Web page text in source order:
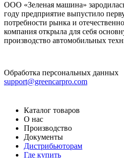
ООО «Зеленая машина»
году предприятие выпустило
потребности рынка и
компания открыла для себя
производство автомобильных
Обработка персональных данных
support@greencarpro.com
Каталог товаров
О нас
Производство
Документы
Дистрибьюторам
Где купить